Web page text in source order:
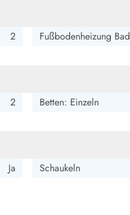
2 Fußbodenheizung Bad
2 Betten: Einzeln
Ja Schaukeln